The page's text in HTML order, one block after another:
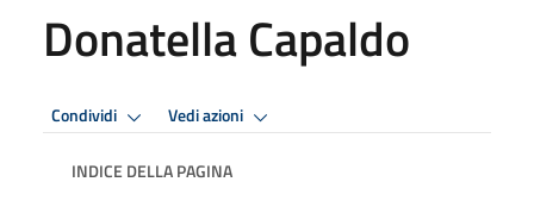
Donatella Capaldo
Condividi Vedi azioni
INDICE DELLA PAGINA